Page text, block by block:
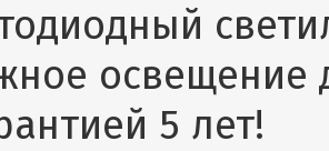
5 лет!